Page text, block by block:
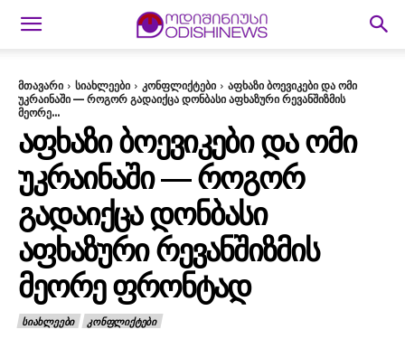
მთავარი სიახლეები კონფლიქტები
აფხაზი ბოევიკები და ომი
უკრაინაში — როგორ გადაიქცა დონბასი აფხაზური რევანშიზმის
მეორე...
ᲐᲤᲮᲐᲖᲘ ᲑᲝᲔᲕᲘᲙᲔᲑᲘ ᲓᲐ ᲝᲛᲘ
ᲣᲙᲠᲐᲘᲜᲐᲨᲘ — ᲠᲝᲒᲝᲠ
ᲒᲐᲓᲐᲘᲥᲪᲐ ᲓᲝᲜᲑᲐᲡᲘ
ᲐᲤᲮᲐᲖᲣᲠᲘ ᲠᲔᲕᲐᲜᲨᲘᲖᲛᲘᲡ
ᲛᲔᲝᲠᲔ ᲤᲠᲝᲜᲢᲐᲓ
ᲡᲘᲐᲮᲚᲔᲔᲑᲘ ᲙᲝᲜᲤᲚᲘᲥᲢᲔᲑᲘ